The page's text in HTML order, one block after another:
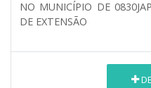
NO MUNICÍPIO DE
DE EXTENSÃO